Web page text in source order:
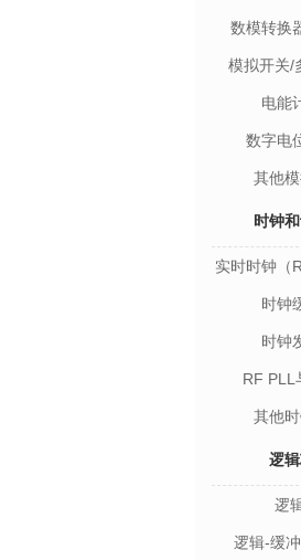
数模转换
模拟开关/
电能
数字电
其他
时钟
实时时钟（
时钟
时钟
RF PLL
其他
逻
逻
逻辑-缓